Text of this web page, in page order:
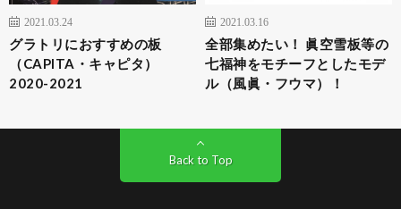
2021.03.24
グラトリにおすすめの板
（CAPITA・キャピタ）
2020-2021
2021.03.16
全部集めたい！ 眞空雪板等の
七福神をモチーフとしたモデ
ル（風眞・フウマ）！
Back to Top